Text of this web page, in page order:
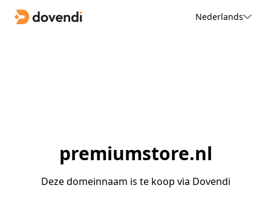
Nederlands
premiumstore.nl
Deze domeinnaam is te koop via Dovendi